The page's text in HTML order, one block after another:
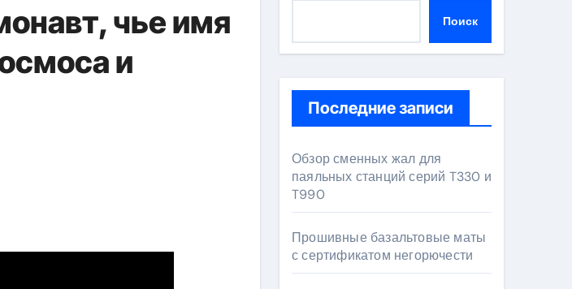
чье имя
и
Поиск
Последние записи
Обзор сменных жал для
паяльных станций серий T330 и
T990
Прошивные базальтовые маты
с сертификатом негорючести